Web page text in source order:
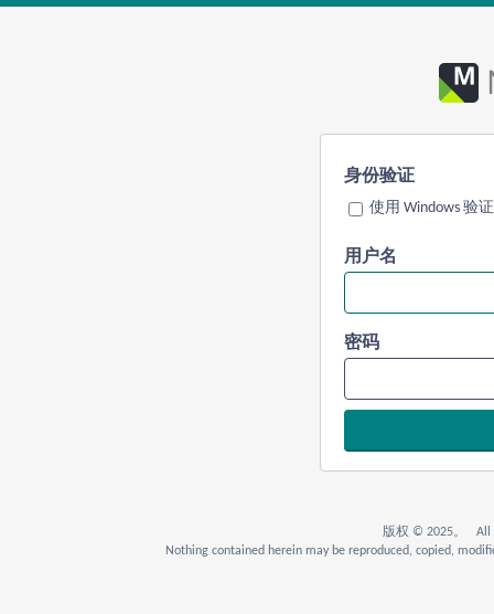
身份验证
使用 Windows 验证
用户名
密码
版权 © 2025。 All
Nothing contained herein may be reproduced, copied,